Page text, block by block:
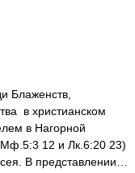
Блаженств,
в христианском
в Нагорной
12 и Лк.6:20 23)
В представлении…